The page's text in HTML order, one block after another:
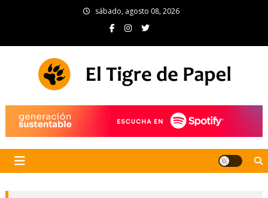
sábado, agosto 08, 2026